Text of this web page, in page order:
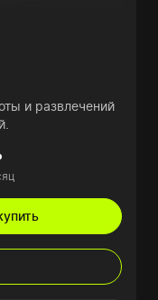
и развлечений